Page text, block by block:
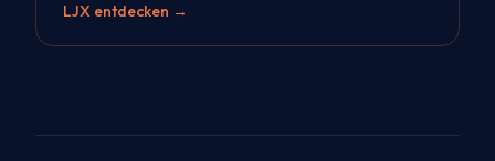
LJX entdecken →